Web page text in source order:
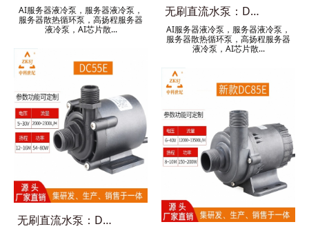
AI服务器液冷泵，服务器液冷泵，
服务器散热循环泵，高扬程服务器
液冷泵，AI芯片散...
无刷直流水泵：DC65A新款
AI服务器液冷泵，服务器液冷泵，
服务器散热循环泵，高扬程服务器
液冷泵，AI芯片散...
无刷直流水泵：DC55E